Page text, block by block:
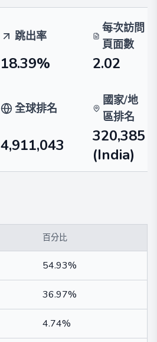
跳出率
每次訪問
頁面數
18.39% 2.02
全球排名
國家/地
區排名
4,911,043
320,385
(India)
百分比
54.93%
36.97%
4.74%